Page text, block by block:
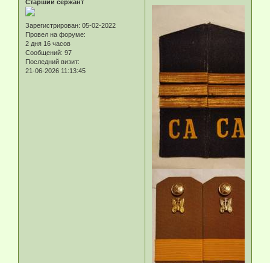
Старший сержант
Зарегистрирован: 05-02-2022
Провел на форуме:
2 дня 16 часов
Сообщений: 97
Последний визит:
21-06-2026 11:13:45